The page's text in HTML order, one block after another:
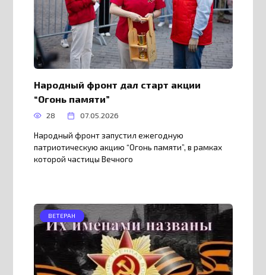
Народный фронт дал старт акции
“Огонь памяти”
28 07.05.2026
Народный фронт запустил ежегодную
патриотическую акцию “Огонь памяти”, в рамках
которой частицы Вечного
ВЕТЕРАН